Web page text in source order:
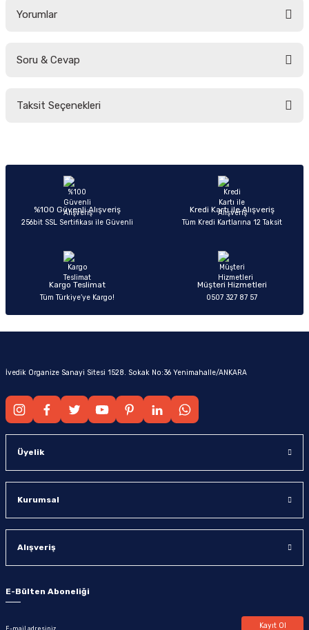
Yorumlar
Soru & Cevap
Taksit Seçenekleri
%100 Güvenli Alışveriş
256bit SSL Sertifikası ile Güvenli
Kredi Kartı ile Alışveriş
Tüm Kredi Kartlarına 12 Taksit
Kargo Teslimat
Tüm Türkiye’ye Kargo!
Müşteri Hizmetleri
0507 327 87 57
İvedik Organize Sanayi Sitesi 1528. Sokak No:36 Yenimahalle/ANKARA
Üyelik
Kurumsal
Alışveriş
E-Bülten Aboneliği
Kayıt Ol